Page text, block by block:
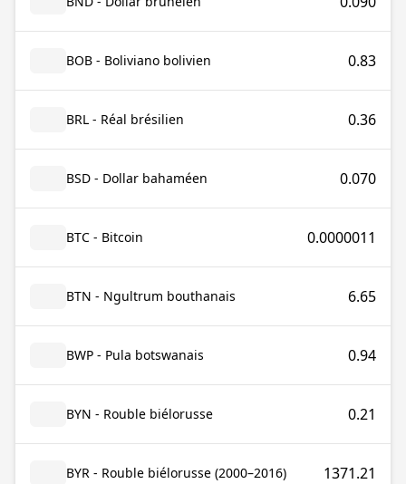
BOB - Boliviano bolivien 0.83
BRL - Réal brésilien 0.36
BSD - Dollar bahaméen 0.070
BTC - Bitcoin 0.0000011
BTN - Ngultrum bouthanais 6.65
BWP - Pula botswanais 0.94
BYN - Rouble biélorusse 0.21
BYR - Rouble biélorusse (2000–2016) 1371.21